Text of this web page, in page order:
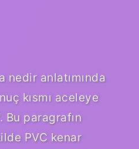
nedir anlatımında
kısmı aceleye
paragrafın
PVC kenar